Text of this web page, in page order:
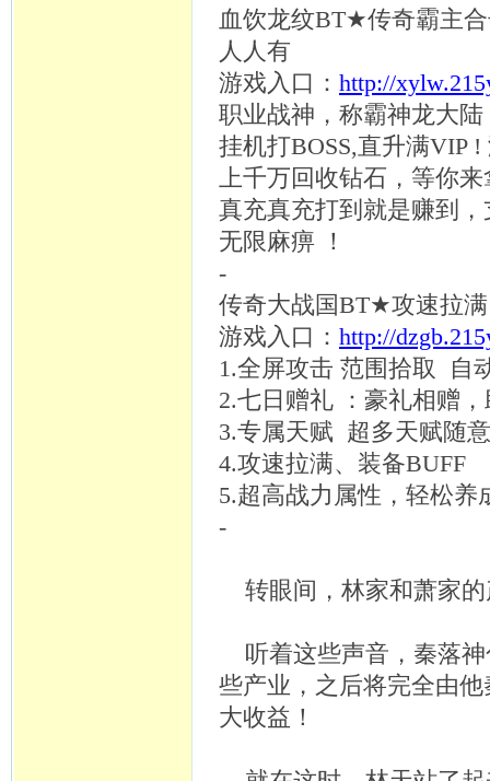
血饮龙纹BT★传奇霸主合
人人有
游戏入口： http://
职业战神，称霸神龙大陆
挂机打BOSS,直升满VIP
上千万回收钻石，等你来
真充真充打到就是赚到，
无限麻痹 ！
-
传奇大战国BT★攻速拉满
游戏入口： http://
1.全屏攻击 范围拾取 自
2.七日赠礼 ：豪礼相赠
3.专属天赋 超多天赋随
4.攻速拉满、装备BUFF
5.超高战力属性，轻松养
-
转眼间，林家和萧家
听着这些声音，秦落
些产业，之后将完全由
大收益！